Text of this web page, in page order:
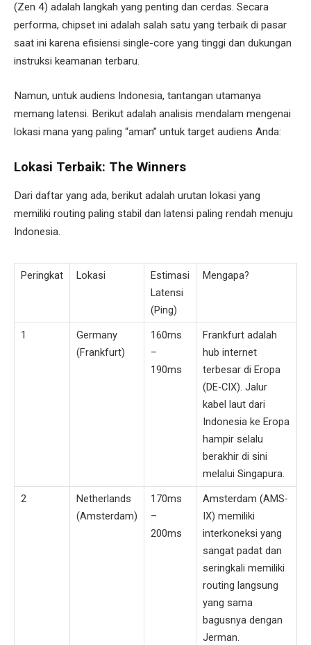
(Zen 4) adalah langkah yang penting dan cerdas. Secara
performa, chipset ini adalah salah satu yang terbaik di pasar
saat ini karena efisiensi single-core yang tinggi dan dukungan
instruksi keamanan terbaru.
Namun, untuk audiens Indonesia, tantangan utamanya
memang latensi. Berikut adalah analisis mendalam mengenai
lokasi mana yang paling “aman” untuk target audiens Anda:
Lokasi Terbaik: The Winners
Dari daftar yang ada, berikut adalah urutan lokasi yang
memiliki routing paling stabil dan latensi paling rendah menuju
Indonesia.
Peringkat Lokasi
Estimasi
Latensi
(Ping)
Mengapa?
1
Germany
(Frankfurt)
160ms
–
190ms
Frankfurt adalah
hub internet
terbesar di Eropa
(DE-CIX). Jalur
kabel laut dari
Indonesia ke Eropa
hampir selalu
berakhir di sini
melalui Singapura.
2
Netherlands
(Amsterdam)
170ms
–
200ms
Amsterdam (AMS-
IX) memiliki
interkoneksi yang
sangat padat dan
seringkali memiliki
routing langsung
yang sama
bagusnya dengan
Jerman.